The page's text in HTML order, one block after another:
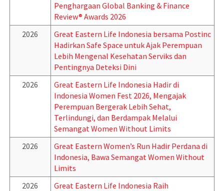
Penghargaan Global Banking & Finance
Review® Awards 2026
2026
Great Eastern Life Indonesia bersama Postinc
Hadirkan Safe Space untuk Ajak Perempuan
Lebih Mengenal Kesehatan Serviks dan
Pentingnya Deteksi Dini
2026
Great Eastern Life Indonesia Hadir di
Indonesia Women Fest 2026, Mengajak
Perempuan Bergerak Lebih Sehat,
Terlindungi, dan Berdampak Melalui
Semangat Women Without Limits
2026
Great Eastern Women’s Run Hadir Perdana di
Indonesia, Bawa Semangat Women Without
Limits
2026
Great Eastern Life Indonesia Raih